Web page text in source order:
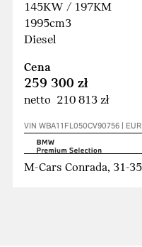
145KW / 197KM
1995cm3
Diesel
Cena
259 300 zł
netto 210 813 zł
VIN WBA11FL050CV90756 |
M-Cars Conrada, 31-